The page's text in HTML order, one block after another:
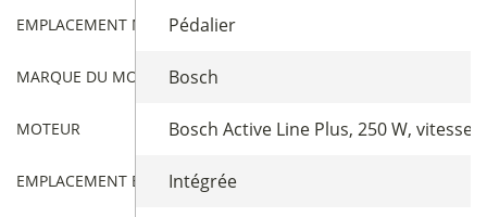
EMPLACEMENT MOTEURPédalier
MARQUE DU MOTEURBosch
MOTEUR Bosch Active Line Plus, 250 W,
EMPLACEMENT BATTERIEIntégrée